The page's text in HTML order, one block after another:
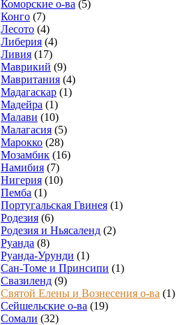
Коморcкие о-ва (5)
Конго (7)
Лесото (4)
Либерия (4)
Ливия (17)
Маврикий (9)
Мавритания (4)
Мадагаскар (1)
Мадейра (1)
Малави (10)
Малагасия (5)
Марокко (28)
Мозамбик (16)
Намибия (7)
Нигерия (10)
Пемба (1)
Португальская Гвинея (1)
Родезия (6)
Родезия и Ньясаленд (2)
Руанда (8)
Руанда-Урунди (1)
Сан-Томе и Принсипи (1)
Свазиленд (9)
Святой Елены и Вознесения о-ва (1)
Сейшельские о-ва (19)
Сомали (32)